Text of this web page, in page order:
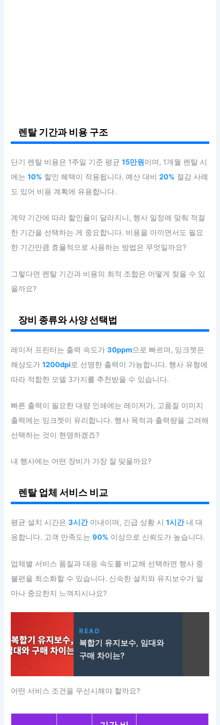
렌탈 기간과 비용 구조
단기 렌탈 비용은 1주일 기준 평균15만원이며, 1개월 렌탈 시
에는10% 할인 혜택이 적용됩니다. 예산 대비20% 절감 사례
도 있어 비용 계획에 유용합니다.
계약 기간에 따라 할인율이 달라지니, 행사 일정에 맞춰 적절
한 기간을 선택하는 게 중요합니다. 비용을 아끼면서도 필요
한 기간만큼 효율적으로 사용하는 방법은 무엇일까요?
그렇다면 렌탈 기간과 비용의 최적 조합은 어떻게 찾을 수 있
을까요?
장비 종류와 사양 선택법
레이저 프린터는 출력 속도가30ppm으로 빠르며, 잉크젯은
해상도가1200dpi로 선명한 출력이 가능합니다. 행사 유형에
따라 적합한 모델 3가지를 추천받을 수 있습니다.
빠른 출력이 필요한 대량 인쇄에는 레이저가, 고품질 이미지
출력에는 잉크젯이 유리합니다. 행사 목적과 출력량을 고려해
선택하는 것이 현명하겠죠?
내 행사에는 어떤 장비가 가장 잘 맞을까요?
렌탈 업체 서비스 비교
평균 설치 시간은3시간이내이며, 긴급 상황 시1시간내 대
응합니다. 고객 만족도는90% 이상으로 신뢰도가 높습니다.
업체별 서비스 품질과 대응 속도를 비교해 선택하면 행사 중
불편을 최소화할 수 있습니다. 신속한 설치와 유지보수가 얼
마나 중요한지 느껴지시나요?
READ
복합기 유지보수, 임대와
구매 차이는?
어떤 서비스 조건을 우선시해야 할까요?